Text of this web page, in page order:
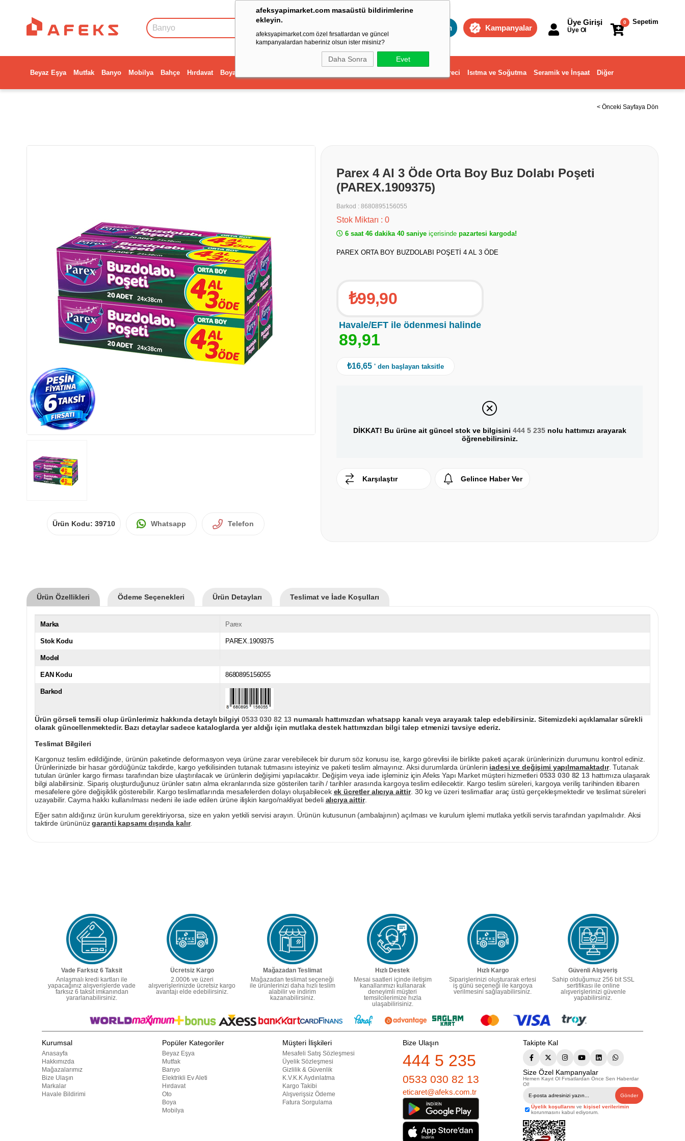
afeksyapimarket.com masaüstü bildirimlerine
ekleyin.
afeksyapimarket.com özel fırsatlardan ve güncel
kampanyalardan haberiniz olsun ister misiniz?
Daha Sonra Evet
Toptan Kampanyalar
Sepetim
0
Üye Girişi
Üye Ol
Beyaz Eşya Mutfak Banyo Mobilya Bahçe Hırdavat Boya Dekorasyon ve Ev Gereci Isıtma ve Soğutma Seramik ve İnşaat Diğer
< Önceki Sayfaya Dön
Ürün Kodu: 39710 Whatsapp Telefon
Parex 4 Al 3 Öde Orta Boy Buz Dolabı Poşeti
(PAREX.1909375)
Barkod : 8680895156055
Stok Miktarı : 0
6 saat 46 dakika 40 saniye içerisinde pazartesi kargoda!
PAREX ORTA BOY BUZDOLABI POŞETİ 4 AL 3 ÖDE
₺99,90
Havale/EFT ile ödenmesi halinde
89,91
₺16,65 ' den başlayan taksitle
DİKKAT! Bu ürüne ait güncel stok ve bilgisini 444 5 235nolu hattımızı arayarak
öğrenebilirsiniz.
Karşılaştır Gelince Haber Ver
Ürün Özellikleri Ödeme Seçenekleri Ürün Detayları Teslimat ve İade Koşulları
Marka Parex
Stok Kodu PAREX.1909375
Model
EAN Kodu 8680895156055
Barkod
Ürün görseli temsili olup ürünlerimiz hakkında detaylı bilgiyi0533 030 82 13 numaralı hattımızdan whatsapp kanalı veya arayarak talep edebilirsiniz. Sitemizdeki açıklamalar sürekli
olarak güncellenmektedir. Bazı detaylar sadece kataloglarda yer aldığı için mutlaka destek hattımızdan bilgi talep etmenizi tavsiye ederiz.
Teslimat Bilgileri
Kargonuz teslim edildiğinde, ürünün paketinde deformasyon veya ürüne zarar verebilecek bir durum söz konusu ise, kargo görevlisi ile birlikte paketi açarak ürünlerinizin durumunu kontrol ediniz.
Ürünlerinizde bir hasar gördüğünüz takdirde, kargo yetkilisinden tutanak tutmasını isteyiniz ve paketi teslim almayınız. Aksi durumlarda ürünlerin iadesi ve değişimi yapılmamaktadır. Tutanak
tutulan ürünler kargo firması tarafından bize ulaştırılacak ve ürünlerin değişimi yapılacaktır. Değişim veya iade işleminiz için Afeks Yapı Market müşteri hizmetleri 0533 030 82 13hattımıza ulaşarak
bilgi alabilirsiniz. Sipariş oluşturduğunuz ürünler satın alma ekranlarında size gösterilen tarih / tarihler arasında kargoya teslim edilecektir. Kargo teslim süreleri, kargoya veriliş tarihinden itibaren
mesafelere göre değişiklik gösterebilir. Kargo teslimatlarında mesafelerden dolayı oluşabilecek ek ücretler alıcıya aittir. 30 kg ve üzeri teslimatlar araç üstü gerçekleşmektedir ve teslimat süreleri
uzayabilir. Cayma hakkı kullanılması nedeni ile iade edilen ürüne ilişkin kargo/nakliyat bedeli alıcıya aittir.
Eğer satın aldığınız ürün kurulum gerektiriyorsa, size en yakın yetkili servisi arayın. Ürünün kutusunun (ambalajının) açılması ve kurulum işlemi mutlaka yetkili servis tarafından yapılmalıdır. Aksi
taktirde ürününüzgaranti kapsamı dışında kalır.
Vade Farksız 6 Taksit
Anlaşmalı kredi kartları ile
yapacağınız alışverişlerde vade
farksız 6 taksit imkanından
yararlanabilirsiniz.
Ücretsiz Kargo
2.000₺ ve üzeri
alışverişlerinizde ücretsiz kargo
avantajı elde edebilirsiniz.
Mağazadan Teslimat
Mağazadan teslimat seçeneği
ile ürünlerinizi daha hızlı teslim
alabilir ve indirim
kazanabilirsiniz.
Hızlı Destek
Mesai saatleri içinde iletişim
kanallarımızı kullanarak
deneyimli müşteri
temsilcilerimize hızla
ulaşabilirisiniz.
Hızlı Kargo
Siparişlerinizi oluşturarak ertesi
iş günü seçeneği ile kargoya
verilmesini sağlayabilirsiniz.
Güvenli Alışveriş
Sahip olduğumuz 256 bit SSL
sertifikası ile online
alışverişlerinizi güvenle
yapabilirsiniz.
Kurumsal
Anasayfa
Hakkımızda
Mağazalarımız
Bize Ulaşın
Markalar
Havale Bildirimi
Popüler Kategoriler
Beyaz Eşya
Mutfak
Banyo
Elektrikli Ev Aleti
Hırdavat
Oto
Boya
Mobilya
Müşteri İlişkileri
Mesafeli Satış Sözleşmesi
Üyelik Sözleşmesi
Gizlilik & Güvenlik
K.V.K.K Aydınlatma
Kargo Takibi
Alışverişsiz Ödeme
Fatura Sorgulama
Bize Ulaşın
444 5 235
0533 030 82 13
eticaret@afeks.com.tr
Takipte Kal
Size Özel Kampanyalar
Hemen Kayıt Ol Fırsatlardan Önce Sen Haberdar
Ol!
Gönder
Üyelik koşullarını ve kişisel verilerimin
korunmasını kabul ediyorum.